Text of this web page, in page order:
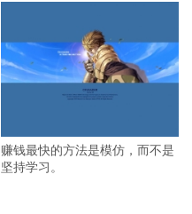
赚钱最快的方法是模仿，而不是
坚持学习。